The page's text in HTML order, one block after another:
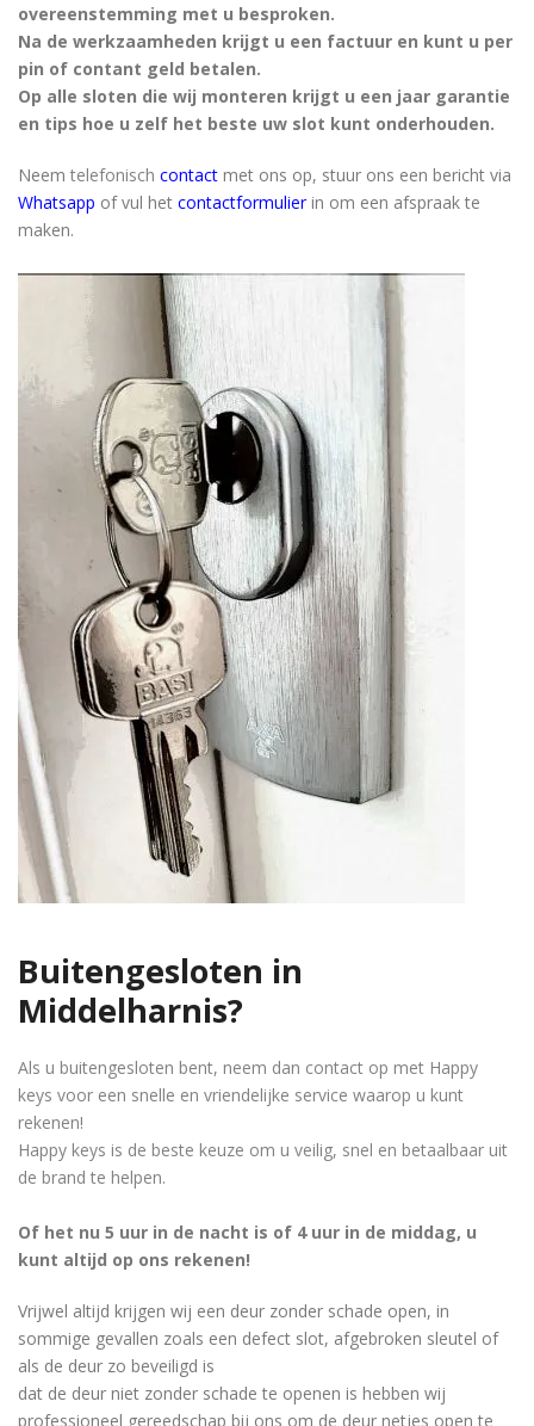
overeenstemming met u besproken.
Na de werkzaamheden krijgt u een factuur en kunt u per
pin of contant geld betalen.
Op alle sloten die wij monteren krijgt u een jaar garantie
en tips hoe u zelf het beste uw slot kunt onderhouden.
Neem telefonisch contact met ons op, stuur ons een bericht via
Whatsapp of vul het contactformulierin om een afspraak te
maken.
Buitengesloten in
Middelharnis?
Als u buitengesloten bent, neem dan contact op met Happy
keys voor een snelle en vriendelijke service waarop u kunt
rekenen!
Happy keys is de beste keuze om u veilig, snel en betaalbaar uit
de brand te helpen.
Of het nu 5 uur in de nacht is of 4 uur in de middag, u
kunt altijd op ons rekenen!
Vrijwel altijd krijgen wij een deur zonder schade open, in
sommige gevallen zoals een defect slot, afgebroken sleutel of
als de deur zo beveiligd is
dat de deur niet zonder schade te openen is hebben wij
professioneel gereedschap bij ons om de deur netjes open te